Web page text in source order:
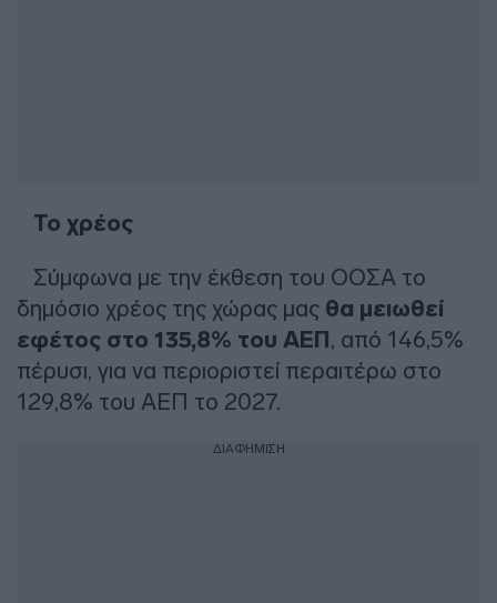
Το χρέος
Σύμφωνα με την έκθεση του ΟΟΣΑ το
δημόσιο χρέος της χώρας μας θα μειωθεί
εφέτος στο 135,8% του ΑΕΠ , από 146,5%
πέρυσι, για να περιοριστεί περαιτέρω στο
129,8% του ΑΕΠ το 2027.
ΔΙΑΦΗΜΙΣΗ